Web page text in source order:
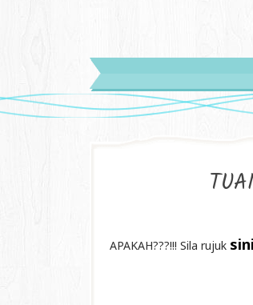
APAKAH???!!! Sila rujuk